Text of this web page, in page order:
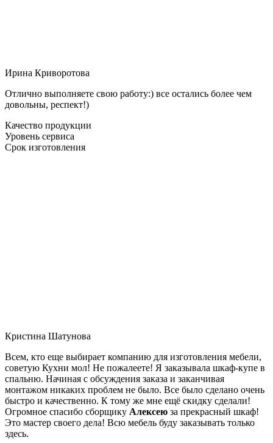
Ирина Криворотова
Отлично выполняете свою работу:) все остались более чем
довольны, респект!)
Качество продукции
Уровень сервиса
Срок изготовления
Кристина Шатунова
Всем, кто еще выбирает компанию для изготовления мебели,
советую Кухни мол! Не пожалеете! Я заказывала шкаф-купе в
спальню. Начиная с обсуждения заказа и заканчивая
монтажом никаких проблем не было. Все было сделано очень
быстро и качественно. К тому же мне ещё скидку сделали!
Огромное спасибо сборщику Алексею за прекрасный шкаф!
Это мастер своего дела! Всю мебель буду заказывать только
здесь.